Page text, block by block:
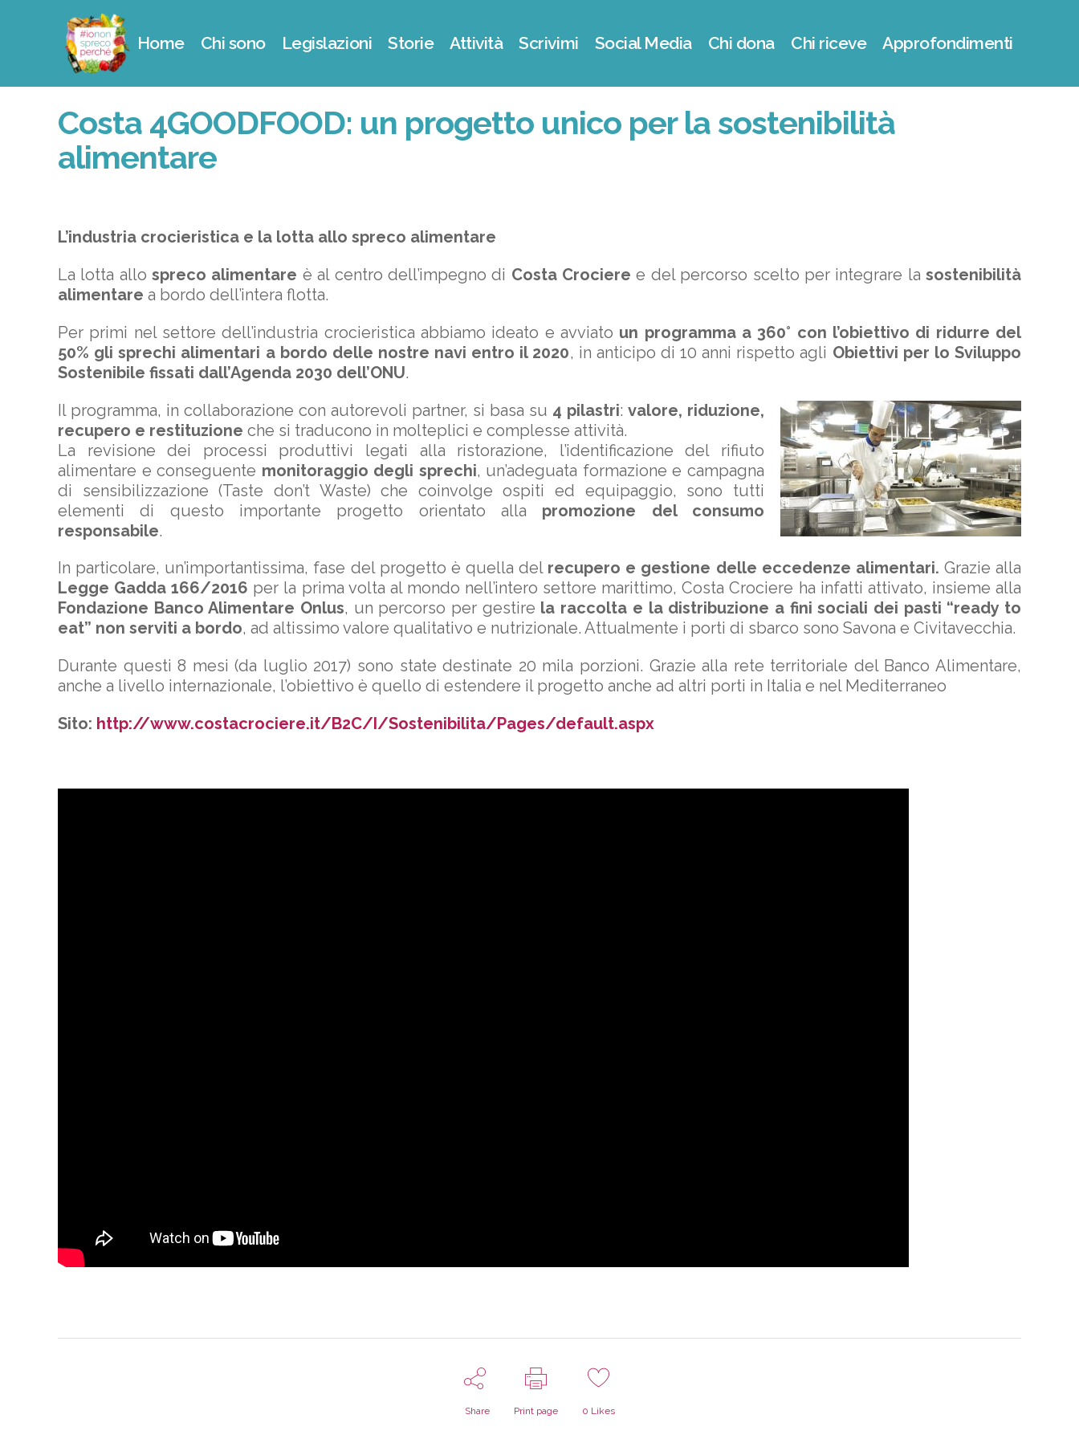
Home Chi sono Legislazioni Storie Attività Scrivimi Social Media Chi dona Chi riceve Approfondimenti
Costa 4GOODFOOD: un progetto unico per la sostenibilità
alimentare
L’industria crocieristica e la lotta allo spreco alimentare
La lotta allospreco alimentare è al centro dell’impegno di Costa Crociere e del percorso scelto per integrare lasostenibilità
alimentare a bordo dell’intera flotta.
Per primi nel settore dell’industria crocieristica abbiamo ideato e avviato un programma a 360° con l’obiettivo di ridurre del
50% gli sprechi alimentari a bordo delle nostre navi entro il 2020, in anticipo di 10 anni rispetto agli Obiettivi per lo Sviluppo
Sostenibile fissati dall’Agenda 2030 dell’ONU.
Il programma, in collaborazione con autorevoli partner, si basa su 4 pilastri: valore, riduzione,
recupero e restituzione che si traducono in molteplici e complesse attività.
La revisione dei processi produttivi legati alla ristorazione, l’identificazione del rifiuto
alimentare e conseguente monitoraggio degli sprechi, un’adeguata formazione e campagna
di sensibilizzazione (Taste don’t Waste) che coinvolge ospiti ed equipaggio, sono tutti
elementi di questo importante progetto orientato alla promozione del consumo
responsabile.
In particolare, un’importantissima, fase del progetto è quella del recupero e gestione delle eccedenze alimentari. Grazie alla
Legge Gadda 166/2016 per la prima volta al mondo nell’intero settore marittimo, Costa Crociere ha infatti attivato, insieme alla
Fondazione Banco Alimentare Onlus, un percorso per gestire la raccolta e la distribuzione a fini sociali dei pasti “ready to
eat” non serviti a bordo, ad altissimo valore qualitativo e nutrizionale. Attualmente i porti di sbarco sono Savona e Civitavecchia.
Durante questi 8 mesi (da luglio 2017) sono state destinate 20 mila porzioni. Grazie alla rete territoriale del Banco Alimentare,
anche a livello internazionale, l’obiettivo è quello di estendere il progetto anche ad altri porti in Italia e nel Mediterraneo
Sito: http://www.costacrociere.it/B2C/I/Sostenibilita/Pages/default.aspx
Share Print page 0 Likes